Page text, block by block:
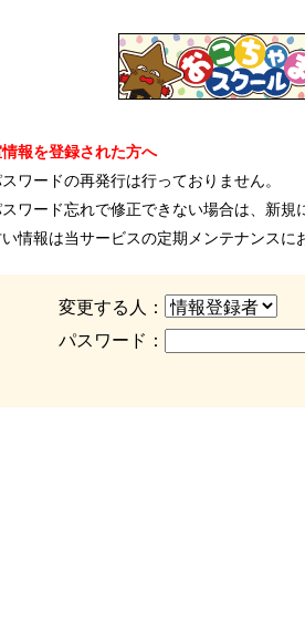
報を登録された方へ
スワードの再発行は行っておりません。
スワード忘れで修正できない場合は、新規
い情報は当サービスの定期メンテナンスに
変更する人：
パスワード：